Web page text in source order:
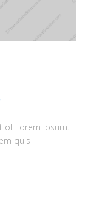
of Lorem Ipsum.
quis